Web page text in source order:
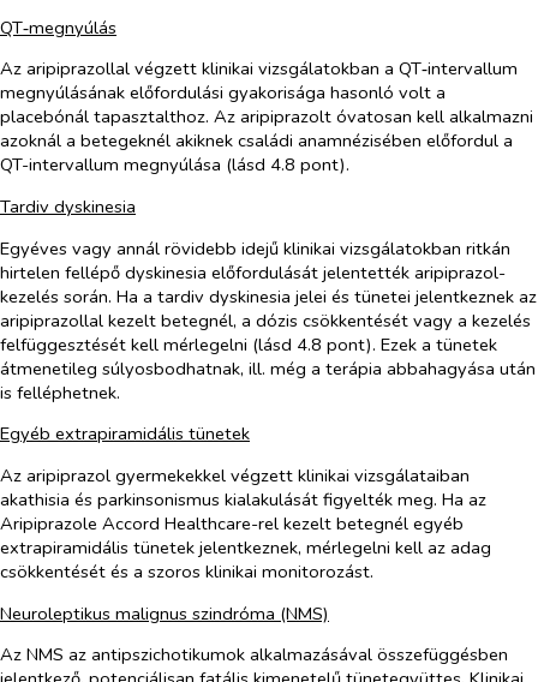
QT‑megnyúlás
Az aripiprazollal végzett klinikai vizsgálatokban a QT‑intervallum
megnyúlásának előfordulási gyakorisága hasonló volt a
placebónál tapasztalthoz. Az aripiprazolt óvatosan kell alkalmazni
azoknál a betegeknél akiknek családi anamnézisében előfordul a
QT-intervallum megnyúlása (lásd 4.8 pont).
Tardiv dyskinesia
Egyéves vagy annál rövidebb idejű klinikai vizsgálatokban ritkán
hirtelen fellépő dyskinesia előfordulását jelentették aripiprazol-
kezelés során. Ha a tardiv dyskinesia jelei és tünetei jelentkeznek az
aripiprazollal kezelt betegnél, a dózis csökkentését vagy a kezelés
felfüggesztését kell mérlegelni (lásd 4.8 pont). Ezek a tünetek
átmenetileg súlyosbodhatnak, ill. még a terápia abbahagyása után
is felléphetnek.
Egyéb extrapiramidális tünetek
Az aripiprazol gyermekekkel végzett klinikai vizsgálataiban
akathisia és parkinsonismus kialakulását figyelték meg. Ha az
Aripiprazole Accord Healthcare-rel kezelt betegnél egyéb
extrapiramidális tünetek jelentkeznek, mérlegelni kell az adag
csökkentését és a szoros klinikai monitorozást.
Neuroleptikus malignus szindróma (NMS)
Az NMS az antipszichotikumok alkalmazásával összefüggésben